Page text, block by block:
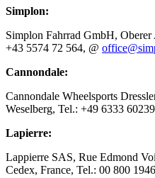
Simplon:
Simplon Fahrrad GmbH,
+43 5574 72 564, @
Cannondale:
Cannondale Wheelsports
Weselberg, Tel.: +49 6333
Lapierre:
Lappierre SAS, Rue Edmond
Cedex, France, Tel.: 00 800